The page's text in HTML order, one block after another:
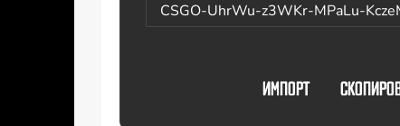
CSGO-UhrWu-z3WKr-MPaLu-